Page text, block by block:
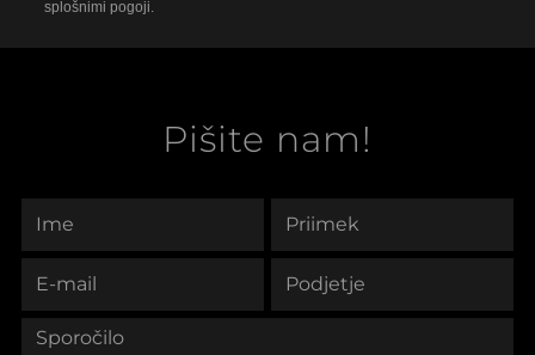
splošnimi pogoji.
Pišite nam!